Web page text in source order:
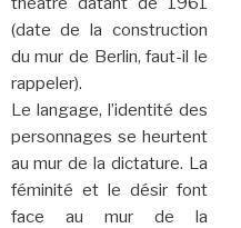
(date de la construction
du mur de Berlin, faut-il le
rappeler).
Le langage, l’identité des
personnages se heurtent
au mur de la dictature. La
féminité et le désir font
face au mur de la